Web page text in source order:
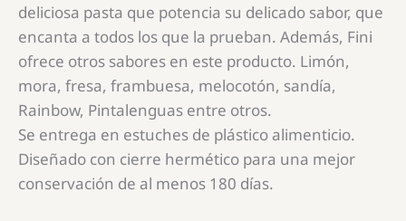
deliciosa pasta que potencia su delicado sabor, que
encanta a todos los que la prueban. Además, Fini
ofrece otros sabores en este producto. Limón,
mora, fresa, frambuesa, melocotón, sandía,
Rainbow, Pintalenguas entre otros.
Se entrega en estuches de plástico alimenticio.
Diseñado con cierre hermético para una mejor
conservación de al menos 180 días.